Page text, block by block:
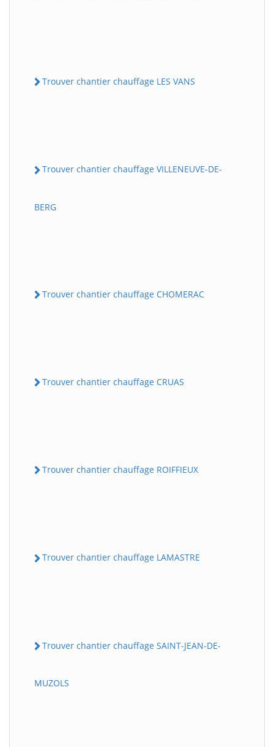
Trouver chantier chauffage LES VANS
Trouver chantier chauffage VILLENEUVE-DE-
BERG
Trouver chantier chauffage CHOMERAC
Trouver chantier chauffage CRUAS
Trouver chantier chauffage ROIFFIEUX
Trouver chantier chauffage LAMASTRE
Trouver chantier chauffage SAINT-JEAN-DE-
MUZOLS